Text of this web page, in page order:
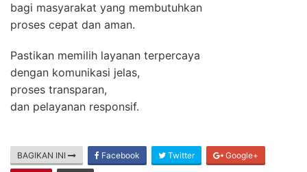
bagi masyarakat yang membutuhkan
proses cepat dan aman.
Pastikan memilih layanan terpercaya
dengan komunikasi jelas,
proses transparan,
dan pelayanan responsif.
BAGIKAN INI Facebook Twitter Google+